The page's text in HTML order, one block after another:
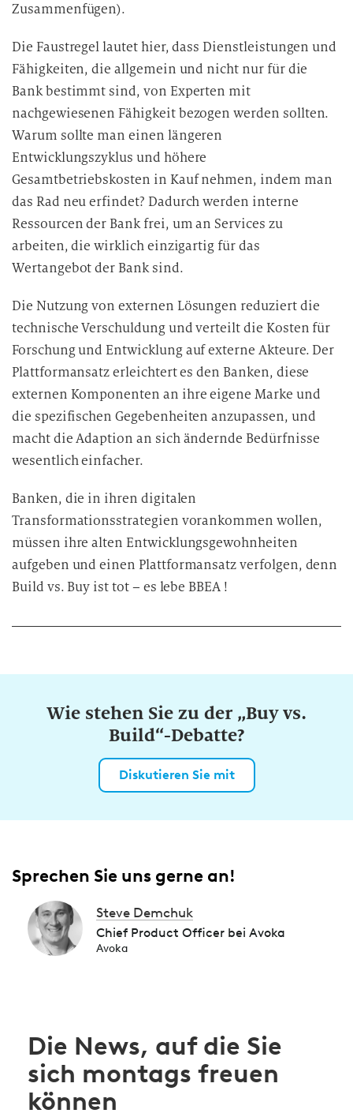
Zusammenfügen).
Die Faustregel lautet hier, dass Dienstleistungen und
Fähigkeiten, die allgemein und nicht nur für die
Bank bestimmt sind, von Experten mit
nachgewiesenen Fähigkeit bezogen werden sollten.
Warum sollte man einen längeren
Entwicklungszyklus und höhere
Gesamtbetriebskosten in Kauf nehmen, indem man
das Rad neu erfindet? Dadurch werden interne
Ressourcen der Bank frei, um an Services zu
arbeiten, die wirklich einzigartig für das
Wertangebot der Bank sind.
Die Nutzung von externen Lösungen reduziert die
technische Verschuldung und verteilt die Kosten für
Forschung und Entwicklung auf externe Akteure. Der
Plattformansatz erleichtert es den Banken, diese
externen Komponenten an ihre eigene Marke und
die spezifischen Gegebenheiten anzupassen, und
macht die Adaption an sich ändernde Bedürfnisse
wesentlich einfacher.
Banken, die in ihren digitalen
Transformationsstrategien vorankommen wollen,
müssen ihre alten Entwicklungsgewohnheiten
aufgeben und einen Plattformansatz verfolgen, denn
Build vs. Buy ist tot – es lebe BBEA !
Wie stehen Sie zu der „Buy vs.
Build“-Debatte?
Diskutieren Sie mit
Sprechen Sie uns gerne an!
Steve Demchuk
Chief Product Officer bei Avoka
Avoka
Die News, auf die Sie
sich montags freuen
können